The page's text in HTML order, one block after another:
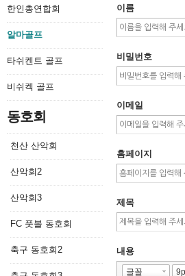
한인총연합회
알마골프
타쉬켄트 골프
비쉬켁 골프
동호회
천산 산악회
산악회2
산악회3
FC 풋볼 동호회
축구 동호회2
이름
비밀번호
이메일
홈페이지
제목
내용